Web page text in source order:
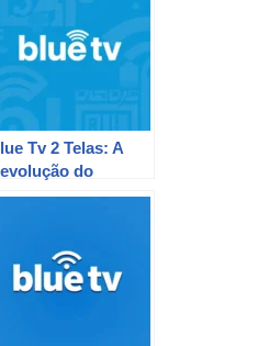
Tv 2 Telas: A
do
em